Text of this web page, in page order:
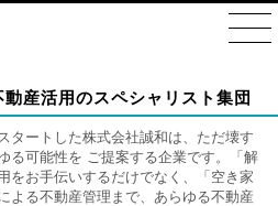
産活用のスペシャリスト集団
タートした株式会社誠和は、ただ壊す
る可能性を ご提案する企業です。「解
をお手伝いするだけでなく、「空き家
よる不動産管理まで、あらゆる不動産